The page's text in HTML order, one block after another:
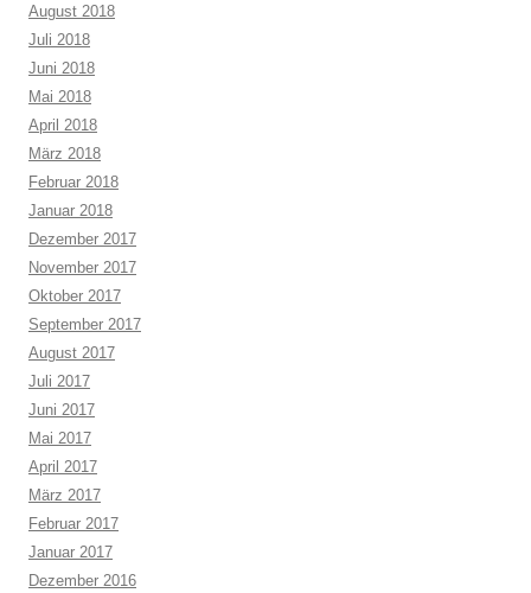
August 2018
Juli 2018
Juni 2018
Mai 2018
April 2018
März 2018
Februar 2018
Januar 2018
Dezember 2017
November 2017
Oktober 2017
September 2017
August 2017
Juli 2017
Juni 2017
Mai 2017
April 2017
März 2017
Februar 2017
Januar 2017
Dezember 2016